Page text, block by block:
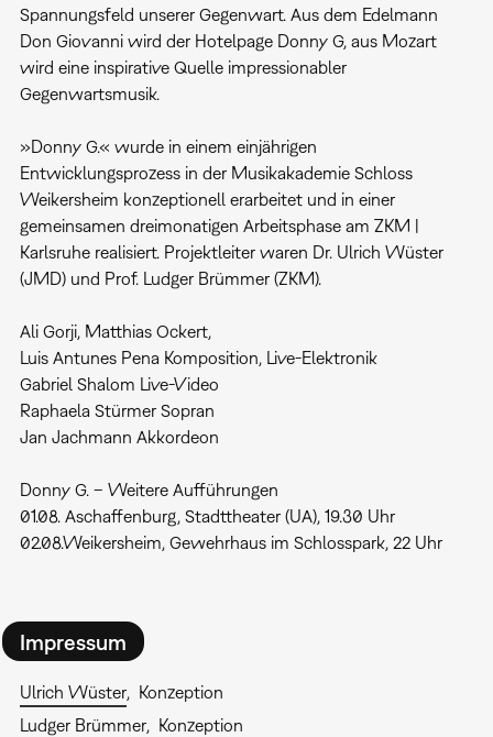
Spannungsfeld unserer Gegenwart. Aus dem Edelmann
Don Giovanni wird der Hotelpage Donny G, aus Mozart
wird eine inspirative Quelle impressionabler
Gegenwartsmusik.
»Donny G.« wurde in einem einjährigen
Entwicklungsprozess in der Musikakademie Schloss
Weikersheim konzeptionell erarbeitet und in einer
gemeinsamen dreimonatigen Arbeitsphase am ZKM |
Karlsruhe realisiert. Projektleiter waren Dr. Ulrich Wüster
(JMD) und Prof. Ludger Brümmer (ZKM).
Ali Gorji, Matthias Ockert,
Luis Antunes Pena Komposition, Live-Elektronik
Gabriel Shalom Live-Video
Raphaela Stürmer Sopran
Jan Jachmann Akkordeon
Donny G. – Weitere Aufführungen
01.08. Aschaffenburg, Stadttheater (UA), 19.30 Uhr
02.08.Weikersheim, Gewehrhaus im Schlosspark, 22 Uhr
Impressum
Ulrich Wüster
Konzeption
Ludger Brümmer
Konzeption